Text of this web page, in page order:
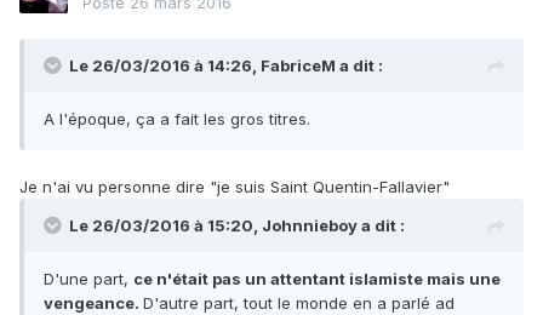
Le 26/03/2016 à 14:26, FabriceM a dit :
A l'époque, ça a fait les gros titres.
Je n'ai vu personne dire "je suis Saint Quentin-Fallavier"
Le 26/03/2016 à 15:20, Johnnieboy a dit :
D'une part, ce n'était pas un attentant islamiste mais une
vengeance. D'autre part, tout le monde en a parlé ad